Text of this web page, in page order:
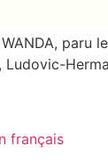
paru
français